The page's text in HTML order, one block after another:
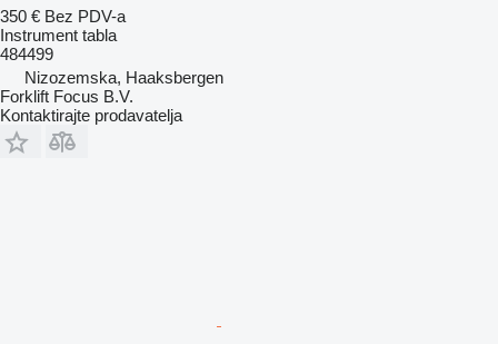
350 € Bez PDV-a
Instrument tabla
484499
Nizozemska, Haaksbergen
Forklift Focus B.V.
Kontaktirajte prodavatelja